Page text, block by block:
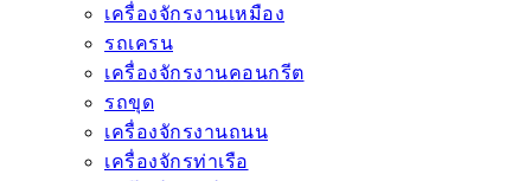
เครื่องจักรงานเหมือง
รถเครน
เครื่องจักรงานคอนกรีต
รถขุด
เครื่องจักรงานถนน
เครื่องจักรท่าเรือ